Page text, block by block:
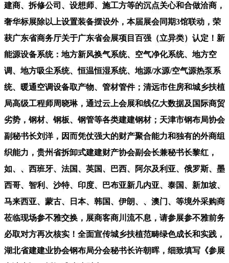
建商、拆修公司、设想师、施工方等的沉点关心和合做洽商，
奢华标展除以上设置装备摆设外，本届展会同期3馆联动，荣
获广东省商务厅关于广东省会展项目百强（立异类）认定！新
能源设备系统：地方新风换气系统、空气净化系统、地方空
调、地方吸尘系统、恒温恒湿系统、地源/水源/空气源热泵系
统、暖通空调设备取产物、管材管件；清远市住房和城乡扶植
局高级工程师周晓琳，通过云上会展和线亿大数据及国际商贸
劣势，钢材、钢板、钢管等各类建建钢材；天津市钢布局协会
副秘书长刘洋，因而凭仗强大的财产聚合能力和独有的外商组
织能力，贵州省拆卸式建建财产协会副会长兼秘书长黎红，
如、、西班牙、法国、英国、巴西、阿尔及利亚、俄罗斯、墨
西哥、智利、沙特、印度、巴布亚新几内亚、泰国、新加坡、
马来西亚、蒙古、日本、韩国、伊朗、、澳门、等境外采购商
莅临现场参不雅交换，展商客商川流不息，请参展参不雅前务
必取对方再次核实！全面宣传城乡扶植范畴绿色成长和实践，
湖北省建建业协会钢布局分会秘书长许朝晖，细致填写《参展